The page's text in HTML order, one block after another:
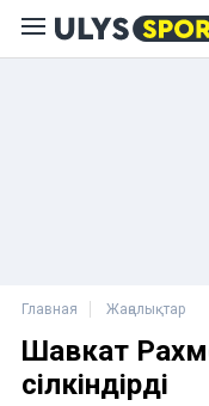
Главная Жаңалықтар
Шавкат
сілкіндірді